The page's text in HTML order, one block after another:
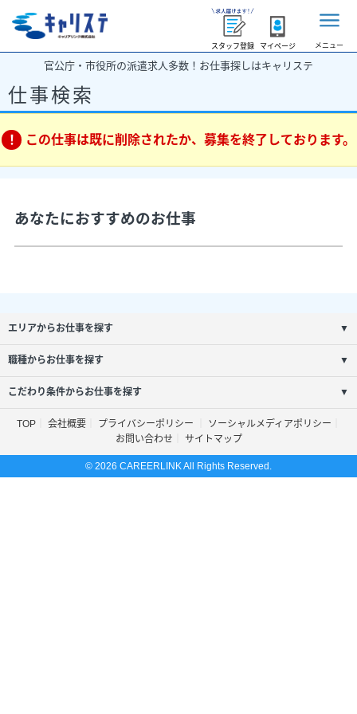
スタッフ登録 マイページ メニュー
官公庁・市役所の派遣求人多数！お仕事探しはキャリステ
仕事検索
この仕事は既に削除されたか、募集を終了しております。
あなたにおすすめのお仕事
エリアからお仕事を探す ▼
職種からお仕事を探す ▼
こだわり条件からお仕事を探す ▼
TOP 会社概要 プライバシーポリシー
ソーシャルメディアポリシー
お問い合わせ
サイトマップ
© 2026 CAREERLINK All Rights Reserved.